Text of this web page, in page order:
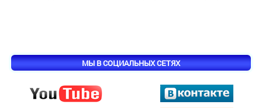
МЫ В СОЦИАЛЬНЫХ СЕТЯХ